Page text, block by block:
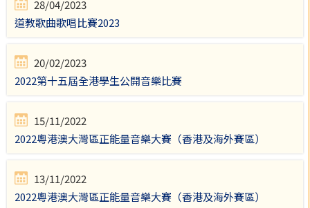
28/04/2023
道教歌曲歌唱比賽2023
20/02/2023
2022第十五屆全港學生公開音樂比賽
15/11/2022
2022粵港澳大灣區正能量音樂大賽（香港及海外賽區）
13/11/2022
2022粵港澳大灣區正能量音樂大賽（香港及海外賽區）